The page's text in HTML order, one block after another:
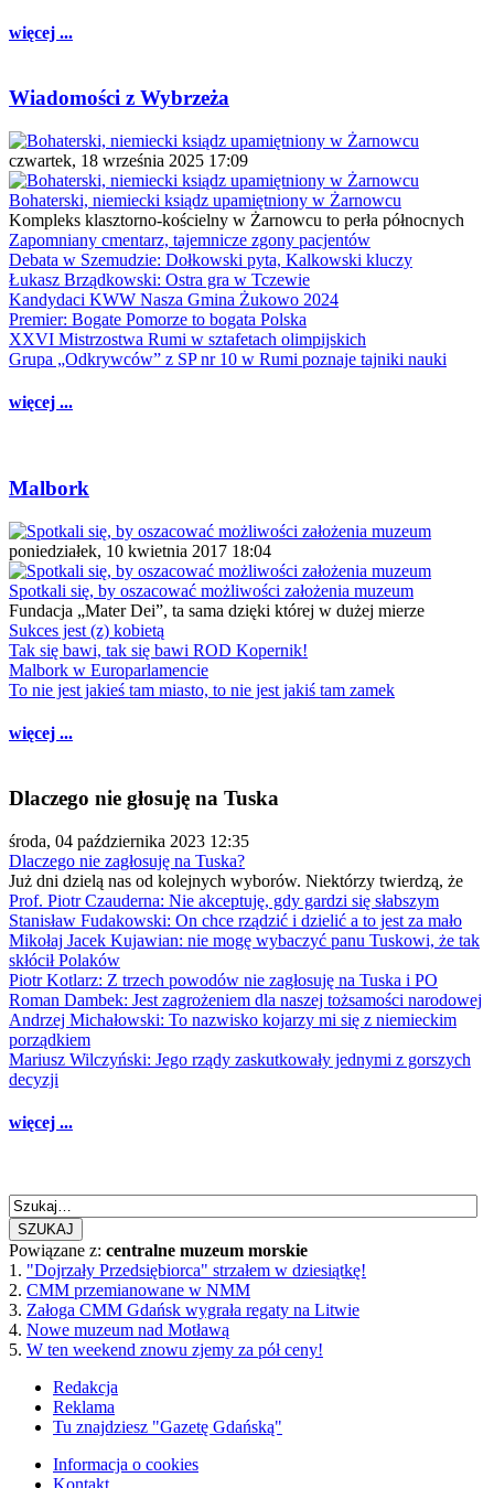
więcej ...
Wiadomości z Wybrzeża
czwartek, 18 września 2025 17:09
Bohaterski, niemiecki ksiądz upamiętniony w Żarnowcu
Kompleks klasztorno-kościelny w Żarnowcu to perła północnych
Zapomniany cmentarz, tajemnicze zgony pacjentów
Debata w Szemudzie: Dołkowski pyta, Kalkowski kluczy
Łukasz Brządkowski: Ostra gra w Tczewie
Kandydaci KWW Nasza Gmina Żukowo 2024
Premier: Bogate Pomorze to bogata Polska
XXVI Mistrzostwa Rumi w sztafetach olimpijskich
Grupa „Odkrywców” z SP nr 10 w Rumi poznaje tajniki nauki
więcej ...
Malbork
poniedziałek, 10 kwietnia 2017 18:04
Spotkali się, by oszacować możliwości założenia muzeum
Fundacja „Mater Dei”, ta sama dzięki której w dużej mierze
Sukces jest (z) kobietą
Tak się bawi, tak się bawi ROD Kopernik!
Malbork w Europarlamencie
To nie jest jakieś tam miasto, to nie jest jakiś tam zamek
więcej ...
Dlaczego nie głosuję na Tuska
środa, 04 października 2023 12:35
Dlaczego nie zagłosuję na Tuska?
Już dni dzielą nas od kolejnych wyborów. Niektórzy twierdzą, że
Prof. Piotr Czauderna: Nie akceptuję, gdy gardzi się słabszym
Stanisław Fudakowski: On chce rządzić i dzielić a to jest za mało
Mikołaj Jacek Kujawian: nie mogę wybaczyć panu Tuskowi, że tak
skłócił Polaków
Piotr Kotlarz: Z trzech powodów nie zagłosuję na Tuska i PO
Roman Dambek: Jest zagrożeniem dla naszej tożsamości narodowej
Andrzej Michałowski: To nazwisko kojarzy mi się z niemieckim
porządkiem
Mariusz Wilczyński: Jego rządy zaskutkowały jednymi z gorszych
decyzji
więcej ...
SZUKAJ
Powiązane z: centralne muzeum morskie
1. "Dojrzały Przedsiębiorca" strzałem w dziesiątkę!
2. CMM przemianowane w NMM
3. Załoga CMM Gdańsk wygrała regaty na Litwie
4. Nowe muzeum nad Motławą
5. W ten weekend znowu zjemy za pół ceny!
Redakcja
Reklama
Tu znajdziesz "Gazetę Gdańską"
Informacja o cookies
Kontakt